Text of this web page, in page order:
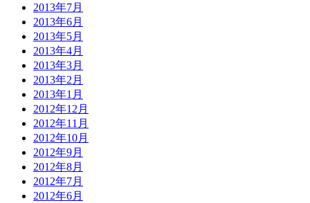
2013年7月
2013年6月
2013年5月
2013年4月
2013年3月
2013年2月
2013年1月
2012年12月
2012年11月
2012年10月
2012年9月
2012年8月
2012年7月
2012年6月